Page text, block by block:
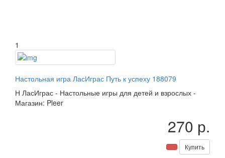
1
Настольная игра ЛасИграс Путь к успеху 188079
Н ЛасИграс - Настольные игры для детей и взрослых -
Магазин: Pleer
270 р.
Купить